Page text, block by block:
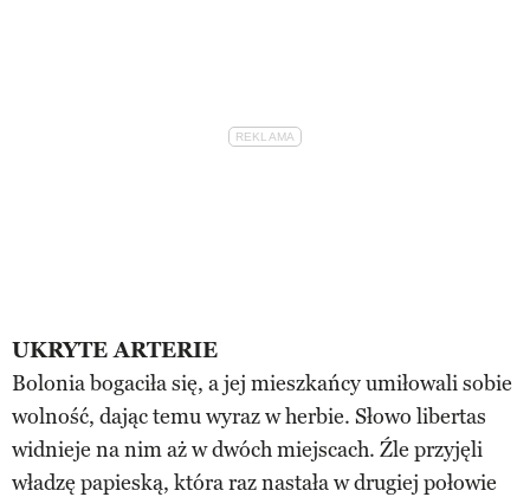
UKRYTE ARTERIE
Bolonia bogaciła się, a jej mieszkańcy umiłowali sobie
wolność, dając temu wyraz w herbie. Słowo libertas
widnieje na nim aż w dwóch miejscach. Źle przyjęli
władzę papieską, która raz nastała w drugiej połowie